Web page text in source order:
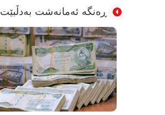
ڕەنگە ئەمانەشت بەدڵبێت